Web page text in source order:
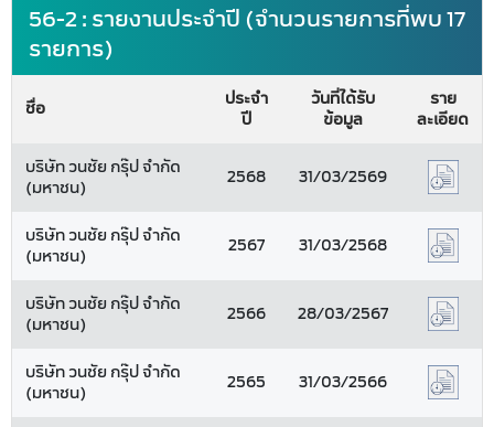
56-2 : รายงานประจำปี (จำนวนรายการที่พบ 17
รายการ)
ชื่อ
ประจำ
ปี
วันที่ได้รับ
ข้อมูล
ราย
ละเอียด
บริษัท วนชัย กรุ๊ป จำกัด
(มหาชน)
2568 31/03/2569
บริษัท วนชัย กรุ๊ป จำกัด
(มหาชน)
2567 31/03/2568
บริษัท วนชัย กรุ๊ป จำกัด
(มหาชน)
2566 28/03/2567
บริษัท วนชัย กรุ๊ป จำกัด
(มหาชน)
2565 31/03/2566